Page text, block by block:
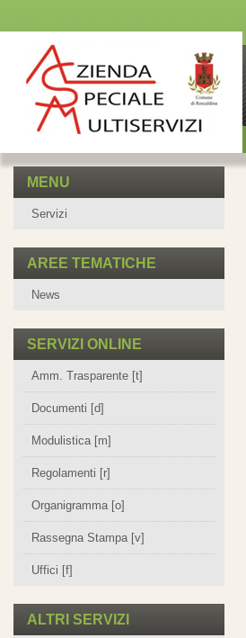
MENU
Servizi
AREE TEMATICHE
News
SERVIZI ONLINE
Amm. Trasparente [t]
Documenti [d]
Modulistica [m]
Regolamenti [r]
Organigramma [o]
Rassegna Stampa [v]
Uffici [f]
ALTRI SERVIZI